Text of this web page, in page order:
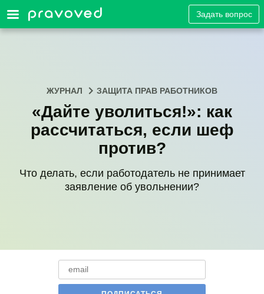
Задать вопрос
ЖУРНАЛ ЗАЩИТА ПРАВ РАБОТНИКОВ
«Дайте уволиться!»: как
рассчитаться, если шеф
против?
Что делать, если работодатель не принимает
заявление об увольнении?